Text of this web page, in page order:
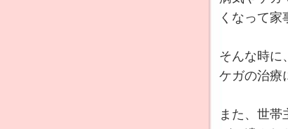
くなって家
そんな時に
ケガの治療
また、世帯